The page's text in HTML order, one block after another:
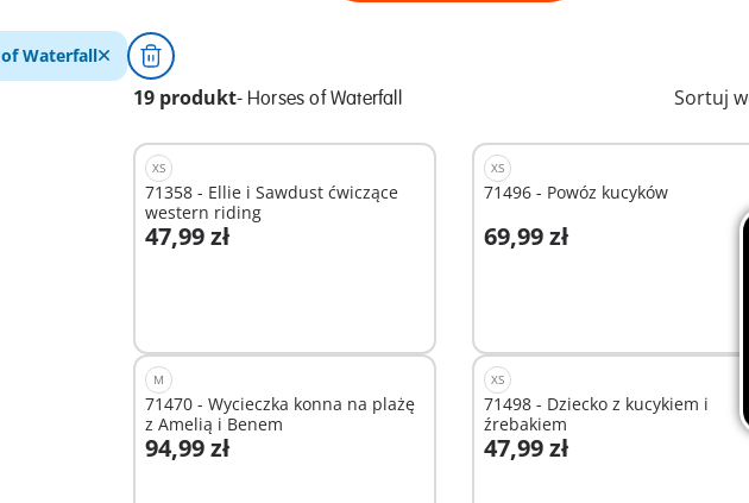
Waterfall
19 produkt- Horses of Waterfall Sortuj
XS
71358 - Ellie i Sawdust ćwiczące
western riding
47,99 zł
Dodaj do koszyka
XS
71496 - Powóz kucyków
69,99 zł
Dodaj do koszyka
M
71470 - Wycieczka konna na plażę
z Amelią i Benem
94,99 zł
Dodaj do koszyka
XS
71498 - Dziecko z kucykiem i
źrebakiem
47,99 zł
Dodaj do koszyka